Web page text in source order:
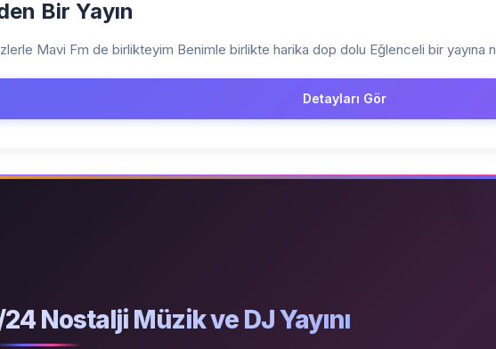
Bir Yayın
Mavi Fm de birlikteyim Benimle birlikte harika dop dolu Eğlenceli bir yayına
Detayları Gör
Nostalji Müzik ve DJ Yayını